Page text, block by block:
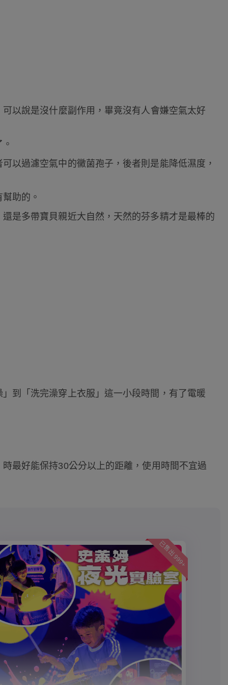
以說是沒什麼副作用，畢竟沒有人會嫌空氣太好
以過濾空氣中的黴菌孢子，後者則是能降低濕度，
助的。
是多帶寶貝親近大自然，天然的芬多精才是最棒的
到「洗完澡穿上衣服」這一小段時間，有了電暖
最好能保持30公分以上的距離，使用時間不宜過
已售出 999+